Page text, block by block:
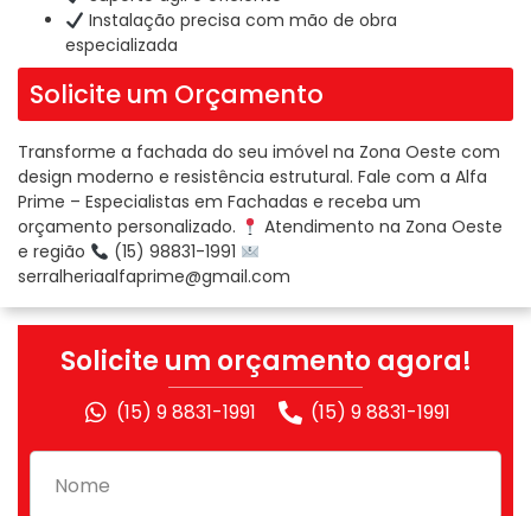
Instalação precisa com mão de obra
especializada
Solicite um Orçamento
Transforme a fachada do seu imóvel na Zona Oeste com
design moderno e resistência estrutural. Fale com a Alfa
Prime – Especialistas em Fachadas e receba um
orçamento personalizado.
Atendimento na Zona Oeste
e região
(15) 98831-1991
serralheriaalfaprime@gmail.com
Solicite um orçamento agora!
(15) 9 8831-1991 (15) 9 8831-1991